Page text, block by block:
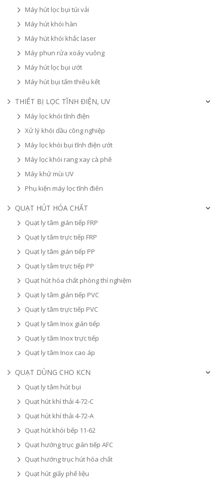
Máy hút lọc bụi túi vải
Máy hút khói hàn
Máy hút khói khắc laser
Máy phun rửa xoáy vuông
Máy hút lọc bụi ướt
Máy hút bụi tấm thiêu kết
THIẾT BỊ LỌC TĨNH ĐIỆN, UV
Máy lọc khói tĩnh điện
Xử lý khói dầu công nghiệp
Máy lọc khói bụi tĩnh điện ướt
Máy lọc khói rang xay cà phê
Máy khử mùi UV
Phụ kiện máy lọc tĩnh điên
QUẠT HÚT HÓA CHẤT
Quạt ly tâm gián tiếp FRP
Quạt ly tâm trực tiếp FRP
Quạt ly tâm gián tiếp PP
Quạt ly tâm trực tiếp PP
Quạt hút hóa chất phòng thí nghiệm
Quạt ly tâm gián tiếp PVC
Quạt ly tâm trực tiếp PVC
Quạt ly tâm Inox gián tiếp
Quạt ly tâm Inox trực tiếp
Quạt ly tâm Inox cao áp
QUẠT DÙNG CHO KCN
Quạt ly tâm hút bụi
Quạt hút khí thải 4-72-C
Quạt hút khí thải 4-72-A
Quạt hút khói bếp 11-62
Quạt hướng trục gián tiếp AFC
Quạt hướng trục hút hóa chất
Quạt hút giấy phế liệu